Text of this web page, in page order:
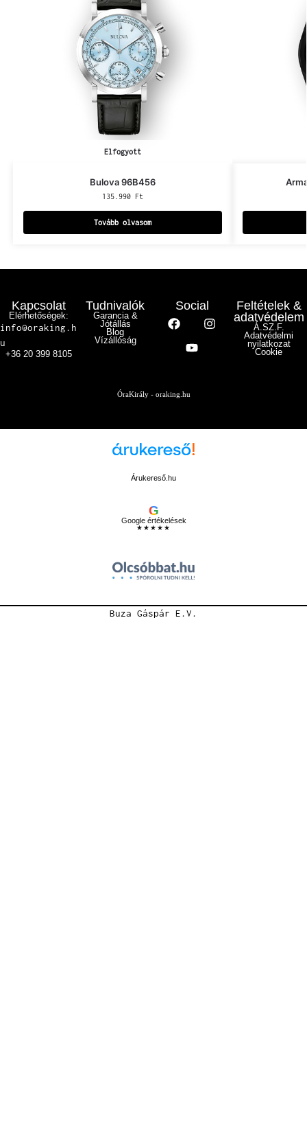
Elfogyott
Bulova 96B456
135.990 Ft
Tovább olvasom
Kapcsolat
Elérhetőségek:
info@oraking.h
u
+36 20 399 8105
Tudnivalók
Garancia &
Jótállás
Blog
Vízállóság
Social
Feltételek &
adatvédelem
Á.SZ.F.
Adatvédelmi
nyilatkozat
Cookie
ÓraKirály - oraking.hu
Árukereső.hu
G
Google értékelések
★★★★★
Buza Gáspár E.V.